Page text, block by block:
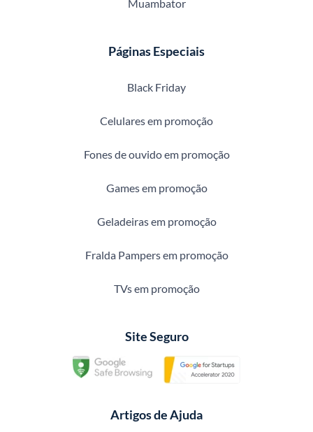
Muambator
Páginas Especiais
Black Friday
Celulares em promoção
Fones de ouvido em promoção
Games em promoção
Geladeiras em promoção
Fralda Pampers em promoção
TVs em promoção
Site Seguro
Artigos de Ajuda